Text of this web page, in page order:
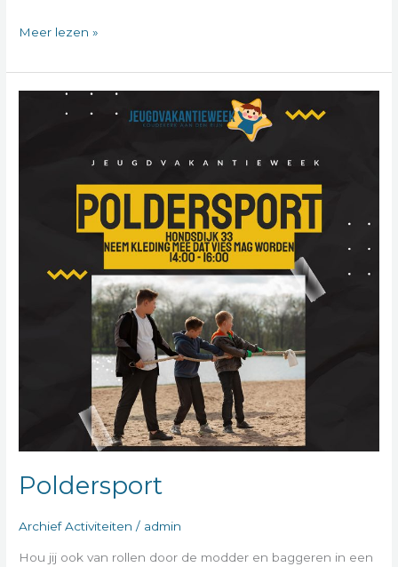
Meer lezen »
Poldersport
Archief Activiteiten / admin
Hou jij ook van rollen door de modder en baggeren in een